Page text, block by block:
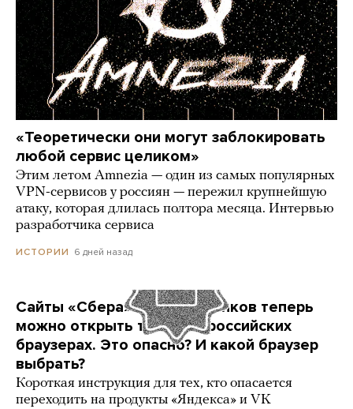
«Теоретически они могут заблокировать
любой сервис целиком»
Этим летом Amnezia — один из самых популярных
VPN-сервисов у россиян — пережил крупнейшую
атаку, которая длилась полтора месяца. Интервью
разработчика сервиса
ИСТОРИИ 6 дней назад
Сайты «Сбера» и других банков теперь
можно открыть только в российских
браузерах. Это опасно? И какой браузер
выбрать?
Короткая инструкция для тех, кто опасается
переходить на продукты «Яндекса» и VK